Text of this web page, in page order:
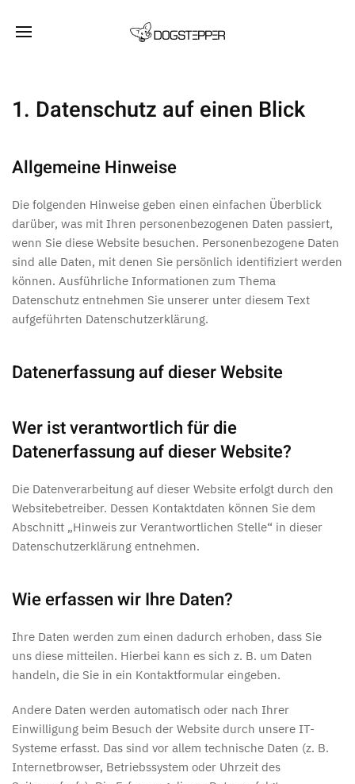
1. Datenschutz auf einen Blick
Allgemeine Hinweise
Die folgenden Hinweise geben einen einfachen Überblick
darüber, was mit Ihren personenbezogenen Daten passiert,
wenn Sie diese Website besuchen. Personenbezogene Daten
sind alle Daten, mit denen Sie persönlich identifiziert werden
können. Ausführliche Informationen zum Thema
Datenschutz entnehmen Sie unserer unter diesem Text
aufgeführten Datenschutzerklärung.
Datenerfassung auf dieser Website
Wer ist verantwortlich für die
Datenerfassung auf dieser Website?
Die Datenverarbeitung auf dieser Website erfolgt durch den
Websitebetreiber. Dessen Kontaktdaten können Sie dem
Abschnitt „Hinweis zur Verantwortlichen Stelle“ in dieser
Datenschutzerklärung entnehmen.
Wie erfassen wir Ihre Daten?
Ihre Daten werden zum einen dadurch erhoben, dass Sie
uns diese mitteilen. Hierbei kann es sich z. B. um Daten
handeln, die Sie in ein Kontaktformular eingeben.
Andere Daten werden automatisch oder nach Ihrer
Einwilligung beim Besuch der Website durch unsere IT-
Systeme erfasst. Das sind vor allem technische Daten (z. B.
Internetbrowser, Betriebssystem oder Uhrzeit des